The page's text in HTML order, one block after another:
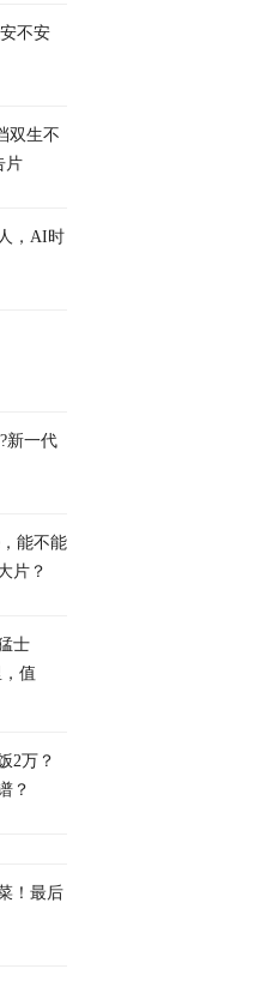
不安
双生不
片
，AI时
新一代
能不能
片？
士
值
2万？
？
！最后